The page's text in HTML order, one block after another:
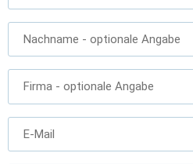
Nachname - optionale Angabe
Firma - optionale Angabe
E-Mail